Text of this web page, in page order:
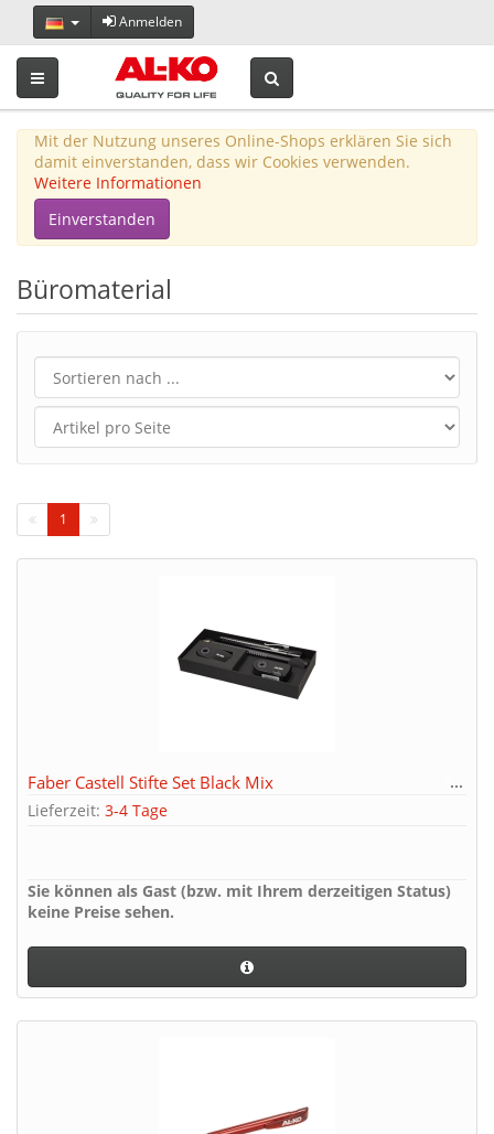
Anmelden
Toggle navigation
Mit der Nutzung unseres Online-Shops erklären Sie sich
damit einverstanden, dass wir Cookies verwenden.
Weitere Informationen
Einverstanden
Büromaterial
1
Faber Castell Stifte Set Black Mix
Lieferzeit: 3-4 Tage
Sie können als Gast (bzw. mit Ihrem derzeitigen Status)
keine Preise sehen.